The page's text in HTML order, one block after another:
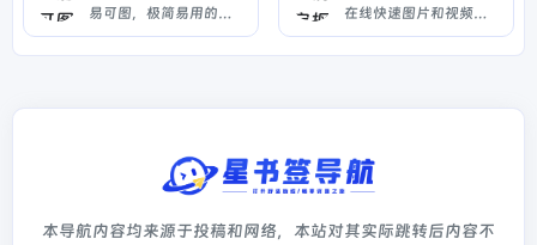
易可图，极简易用的AI图片美化及海报在线设计平台，提供AI商品图、AI模特、AI文案、智能抠图、图片压缩等，每日更新，轻松搞定设计！ 在线快速图片和视频编辑,不会PS也能搞定设计。海报、简历、PPT、公众号配图、电商等海量模板快速出图。三秒抠图实用便捷,抖音快手热门视频轻松搞定。海量正版授权资源,商用无忧。
本导航内容均来源于投稿和网络，本站对其实际跳转后内容不